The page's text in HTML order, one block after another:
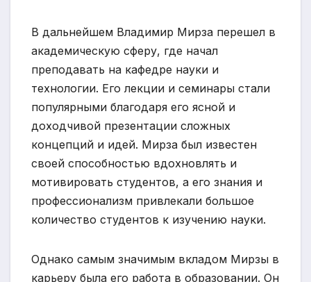
В дальнейшем Владимир Мирза перешел в
академическую сферу, где начал
преподавать на кафедре науки и
технологии. Его лекции и семинары стали
популярными благодаря его ясной и
доходчивой презентации сложных
концепций и идей. Мирза был известен
своей способностью вдохновлять и
мотивировать студентов, а его знания и
профессионализм привлекали большое
количество студентов к изучению науки.
Однако самым значимым вкладом Мирзы в
карьеру была его работа в образовании. Он